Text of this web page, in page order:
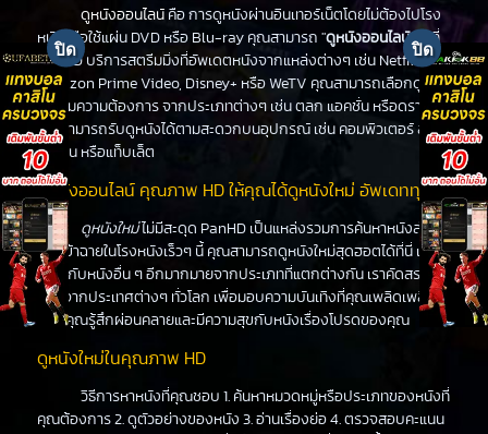
ดูหนังออนไลน์ คือ การดูหนังผ่านอินเทอร์เน็ตโดยไม่ต้องไปโรง
หนังหรือใช้แผ่น DVD หรือ Blu-ray คุณสามารถ "ดูหนังออนไลน์ " ได้ที่
PanHD บริการสตรีมมิ่งที่อัพเดตหนังจากแหล่งต่างๆ เช่น Netflix,
Amazon Prime Video, Disney+ หรือ WeTV คุณสามารถเลือกดูหนัง
ได้ตามความต้องการ จากประเภทต่างๆ เช่น ตลก แอคชั่น หรือดราม่า
คุณสามารถรับดูหนังได้ตามสะดวกบนอุปกรณ์ เช่น คอมพิวเตอร์ สมา
ร์ทโฟน หรือแท็บเล็ต
ดูหนังออนไลน์ คุณภาพ HD ให้คุณได้ดูหนังใหม่ อัพเดททุกวัน
ดูหนังใหม่ไม่มีสะดุด PanHD เป็นแหล่งรวมการค้นหาหนังล่าสุด
ที่จะเข้าฉายในโรงหนังเร็วๆ นี้ คุณสามารถดูหนังใหม่สุดฮอตได้ที่นี่ เช่น
เดียวกับหนังอื่น ๆ อีกมากมายจากประเภทที่แตกต่างกัน เราคัดสรร
หนังจากประเทศต่างๆ ทั่วโลก เพื่อมอบความบันเทิงที่คุณเพลิดเพลิน
ทำให้คุณรู้สึกผ่อนคลายและมีความสุขกับหนังเรื่องโปรดของคุณ
ดูหนังใหม่ในคุณภาพ HD
วิธีการหาหนังที่คุณชอบ 1. ค้นหาหมวดหมู่หรือประเภทของหนังที่
คุณต้องการ 2. ดูตัวอย่างของหนัง 3. อ่านเรื่องย่อ 4. ตรวจสอบคะแนน